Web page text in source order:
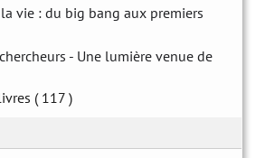
vie : du big bang aux premiers
- Une lumière venue de
( 117 )